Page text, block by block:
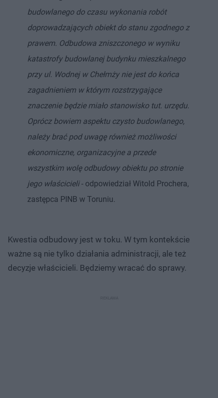
budowlanego do czasu wykonania robót
doprowadzających obiekt do stanu zgodnego z
prawem. Odbudowa zniszczonego w wyniku
katastrofy budowlanej budynku mieszkalnego
przy ul. Wodnej w Chełmży nie jest do końca
zagadnieniem w którym rozstrzygające
znaczenie będzie miało stanowisko tut. urzędu.
Oprócz bowiem aspektu czysto budowlanego,
należy brać pod uwagę również możliwości
ekonomiczne, organizacyjne a przede
wszystkim wolę odbudowy obiektu po stronie
jego właścicieli- odpowiedział Witold Prochera,
zastępca PINB w Toruniu.
Kwestia odbudowy jest w toku. W tym kontekście
ważne są nie tylko działania administracji, ale też
decyzje właścicieli. Będziemy wracać do sprawy.